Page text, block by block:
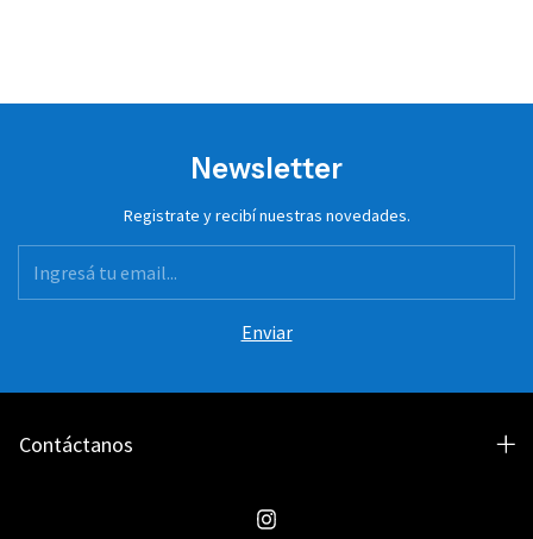
Newsletter
Registrate y recibí nuestras novedades.
Contáctanos